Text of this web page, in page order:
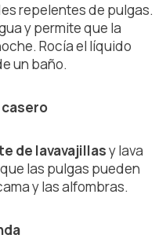
repelentes de pulgas.
y permite que la
Rocía el líquido
un baño.
de lavavajillasy lava
las pulgas pueden
y las alfombras.